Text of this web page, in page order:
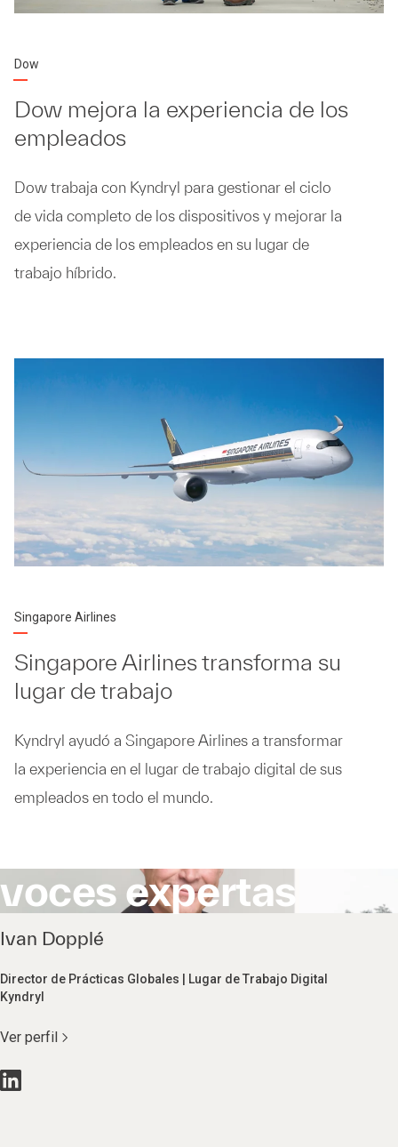
Dow
Dow mejora la experiencia de los
empleados
Dow trabaja con Kyndryl para gestionar el ciclo
de vida completo de los dispositivos y mejorar la
experiencia de los empleados en su lugar de
trabajo híbrido.
Singapore Airlines
Singapore Airlines transforma su
lugar de trabajo
Kyndryl ayudó a Singapore Airlines a transformar
la experiencia en el lugar de trabajo digital de sus
empleados en todo el mundo.
voces expertas
Ivan Dopplé
Director de Prácticas Globales | Lugar de Trabajo Digital
Kyndryl
Ver perfil